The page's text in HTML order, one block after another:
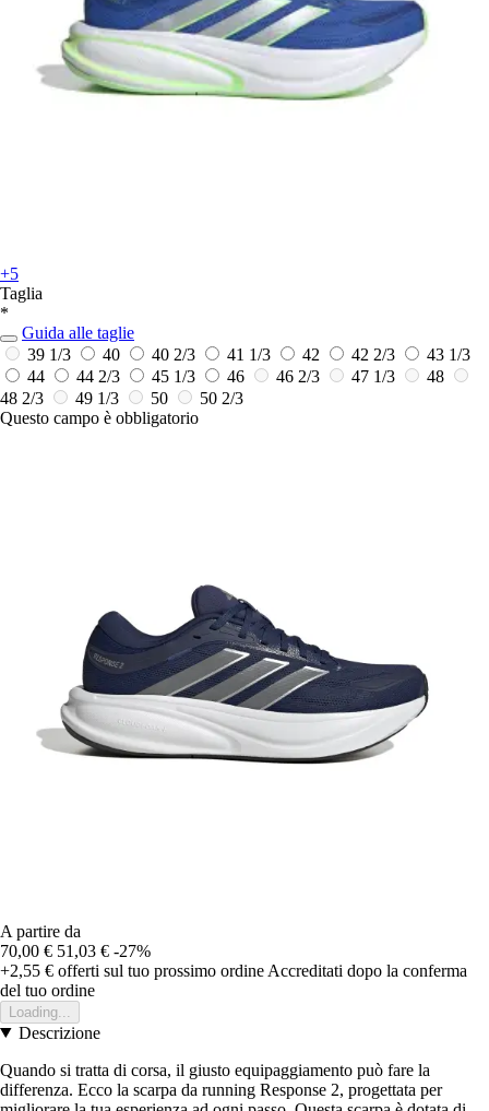
+5
Taglia
*
Guida alle taglie
39 1/3
40 40 2/3 41 1/3 42 42 2/3
43 1/3
44
44 2/3 45 1/3 46 46 2/3 47 1/3
48
48 2/3
49 1/3 50
50 2/3
Questo campo è obbligatorio
A partire da
70,00 € 51,03 € -27%
+2,55 € offerti sul tuo prossimo ordine Accreditati dopo la conferma
del tuo ordine
Loading...
Descrizione
Quando si tratta di corsa, il giusto equipaggiamento può fare la
differenza. Ecco la scarpa da running Response 2, progettata per